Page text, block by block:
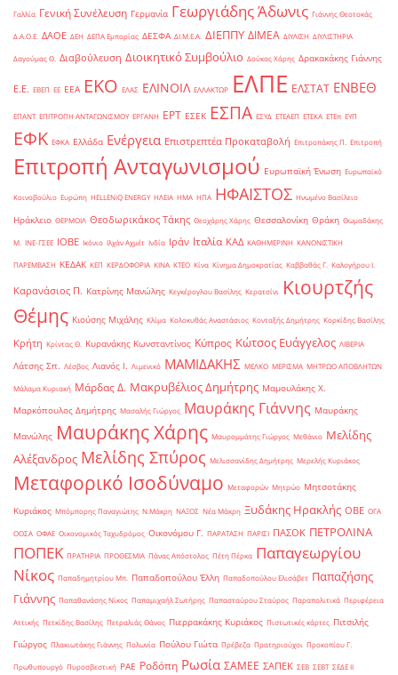
Γαλλία Γενική Συνέλευση Γερμανία Γεωργιάδης Άδωνις Γιάννης Θεοτοκάς
Δ.Α.Ο.Ε. ΔΑΟΕ ΔΕΗ ΔΕΠΑ Εμπορίας ΔΕΣΦΑ ΔΙ.Μ.Ε.Α. ΔΙΕΠΠΥ ΔΙΜΕΑ ΔΙΥΛΙΣΗ ΔΙΥΛΙΣΤΗΡΙΑ
Δαγούμας Θ. Διαβούλευση Διοικητικό Συμβούλιο Δούκας Χάρης Δρακακάκης Γιάννης
Ε.Ε. ΕΒΕΠ ΕΕ ΕΕΑ ΕΚΟ ΕΛΑΣ ΕΛΙΝΟΙΛ ΕΛΛΑΚΤΩΡ ΕΛΠΕ ΕΛΣΤΑΤ ΕΝΒΕΘ
ΕΠΑΝΤ ΕΠΙΤΡΟΠΗ ΑΝΤΑΓΩΝΙΣΜΟΥ ΕΡΓΑΝΗ ΕΡΤ ΕΣΕΚ ΕΣΠΑ ΕΣΥΔ ΕΤΕΑΕΠ ΕΤΕΚΑ ΕΤΕπ ΕΥΠ
ΕΦΚ ΕΦΚΑ Ελλάδα Ενέργεια Επιστρεπτέα Προκαταβολή Επιτροπάκης Π. Επιτροπή
Επιτροπή Ανταγωνισμού Ευρωπαϊκή Ένωση Ευρωπαϊκό
Κοινοβούλιο Ευρώπη ΗELLENiQ ENERGY ΗΛΕΙΑ ΗΜΑ ΗΠΑ ΗΦΑΙΣΤΟΣ Ηνωμένο Βασίλειο
Ηράκλειο ΘΕΡΜΟΙΛ Θεοδωρικάκος Τάκης Θεοχάρης Χάρης Θεσσαλονίκη Θράκη Θωμαδάκης
Μ. ΙΝΕ-ΓΣΕΕ ΙΟΒΕ Ικόνιο Ιλχάν Αχμέτ Ινδία Ιράν Ιταλία ΚΑΔ ΚΑΘΗΜΕΡΙΝΗ ΚΑΝΟΝΙΣΤΙΚΗ
ΠΑΡΕΜΒΑΣΗ ΚΕΔΑΚ ΚΕΠ ΚΕΡΔΟΦΟΡΙΑ ΚΙΝΑ ΚΤΕΟ Κίνα Κίνημα Δημοκρατίας Καββαθάς Γ. Καλογήρου Ι.
Καρανάσιος Π. Κατρίνης Μανώλης Κεγκέρογλου Βασίλης Κερατσίνι
Κιουρτζής
Θέμης Κιούσης Μιχάλης Κλίμα Κολοκυθάς Αναστάσιος Κονταξής Δημήτρης Κορκίδης Βασίλης
Κρήτη Κρίντας Θ. Κυρανάκης Κωνσταντίνος Κύπρος Κώτσος Ευάγγελος ΛΙΒΕΡΙΑ
Λάτσης Σπ. Λέσβος Λιανός Ι. Λιμενικό ΜΑΜΙΔΑΚΗΣ ΜΕΛΚΟ ΜΕΡΙΣΜΑ ΜΗΤΡΩΟ ΑΠΟΒΛΗΤΩΝ
Μάλαμα Κυριακή Μάρδας Δ. Μακρυβέλιος Δημήτρης Μαμουλάκης Χ.
Μαρκόπουλος Δημήτρης Μασαλής Γιώργος Μαυράκης Γιάννης Μαυράκης
Μανώλης Μαυράκης Χάρης Μαυρομμάτης Γιώργος Μεθάνιο Μελίδης
Αλέξανδρος Μελίδης Σπύρος Μελισσανίδης Δημήτρης Μερελής Κυριάκος
Μεταφορικό Ισοδύναμο Μεταφορών Μητρώο Μητσοτάκης
Κυριάκος Μπόμπορης Παναγιώτης Ν.Μάκρη ΝΑΞΟΣ Νέα Μάκρη Ξυδάκης Ηρακλής ΟΒΕ ΟΓΑ
ΟΟΣΑ ΟΦΑΕ Οικονομικός Ταχυδρόμος Οικονόμου Γ. ΠΑΡΑΤΑΣΗ ΠΑΡΙΣΙ ΠΑΣΟΚ ΠΕΤΡΟΛΙΝΑ
ΠΟΠΕΚ ΠΡΑΤΗΡΙΑ ΠΡΟΘΕΣΜΙΑ Πάνας Απόστολος Πέτη Πέρκα Παπαγεωργίου
Νίκος Παπαδημητρίου Μπ. Παπαδοπούλου Έλλη Παπαδοπούλου Ελισάβετ Παπαζήσης
Γιάννης Παπαθανάσης Νίκος Παπαμιχαήλ Σωτήρης Παπασταύρου Σταύρος Παραπολιτικά Περιφέρεια
Αττικής Πετκίδης Βασίλης Πετραλιάς Θάνος Πιερρακάκης Κυριάκος Πιστωτικές κάρτες Πιτσιλής
Γιώργος Πλακιωτάκης Γιάννης Πολωνία Πούλου Γιώτα Πρέβεζα Πρατηριούχοι Προκοπίου Γ.
Πρωθυπουργό Πυροσβεστική ΡΑΕ Ροδόπη Ρωσία ΣΑΜΕΕ ΣΑΠΕΚ ΣΕΒ ΣΕΒΤ ΣΕΔΕ ΙΙ